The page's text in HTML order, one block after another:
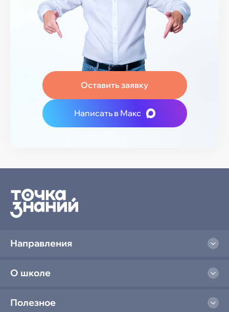
Оставить заявку
Написать в Макс
Направления
О школе
Полезное